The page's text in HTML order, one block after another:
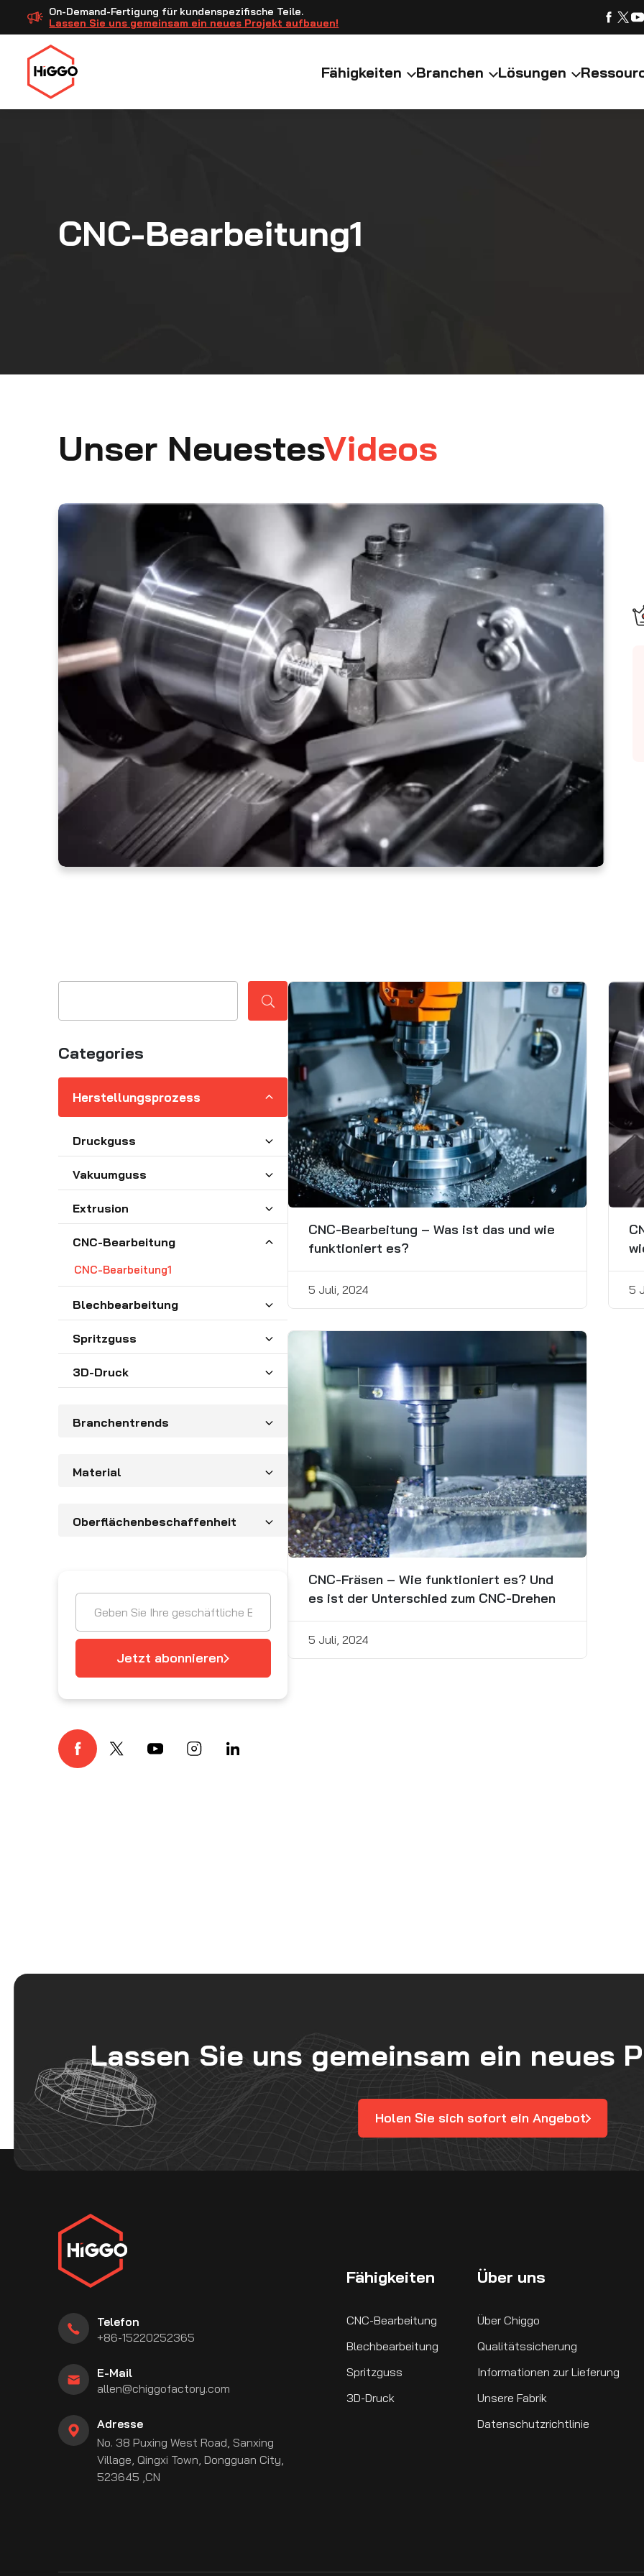
On-Demand-Fertigung für kundenspezifische Teile.
Lassen Sie uns gemeinsam ein neues Projekt aufbauen!
Fähigkeiten Branchen Lösungen
CNC-Bearbeitung1
Unser NeuestesVideos
Categories
Herstellungsprozess
Druckguss
Vakuumguss
Extrusion
CNC-Bearbeitung
CNC-Bearbeitung1
Blechbearbeitung
Spritzguss
3D-Druck
Branchentrends
Material
Oberflächenbeschaffenheit
Jetzt abonnieren
CNC-Bearbeitung – Was ist das und wie
funktioniert es?
5 Juli, 2024 5
CNC-Fräsen – Wie funktioniert es? Und
es ist der Unterschied zum CNC-Drehen
5 Juli, 2024
Lassen Sie uns gemeinsam ein neues
Holen Sie sich sofort ein Angebot
Telefon
+86-15220252365
E-Mail
allen@chiggofactory.com
Adresse
No. 38 Puxing West Road, Sanxing
Village, Qingxi Town, Dongguan City,
523645 ,CN
Fähigkeiten
CNC-Bearbeitung
Blechbearbeitung
Spritzguss
3D-Druck
Über uns
Über Chiggo
Qualitätssicherung
Informationen zur Lieferung
Unsere Fabrik
Datenschutzrichtlinie